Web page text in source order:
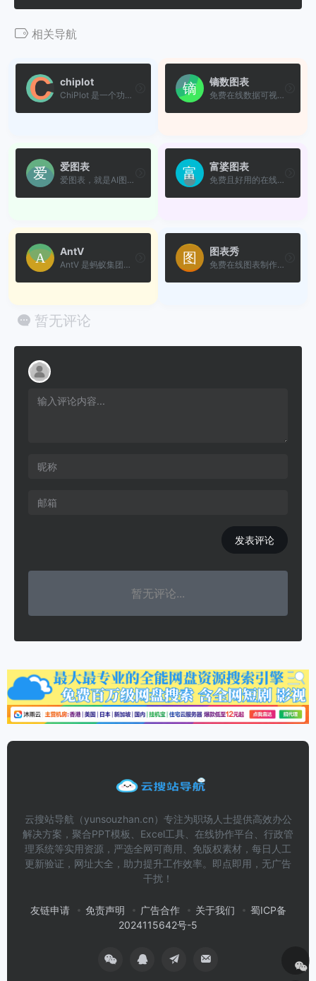
相关导航
chiplot
ChiPlot 是一个功能强大的在...
镝数图表
免费在线数据可视化工具
爱图表
爱图表，就是AI图表。全流程A...
富婆图表
免费且好用的在线图表制作工具
AntV
AntV 是蚂蚁集团推出的一款企...
图表秀
免费在线图表制作工具，数据...
暂无评论
发表评论
暂无评论...
云搜站导航（yunsouzhan.cn）专注为职场人士提供高效办公
解决方案，聚合PPT模板、Excel工具、在线协作平台、行政管
理系统等实用资源，严选全网可商用、免版权素材，每日人工
更新验证，网址大全，助力提升工作效率。即点即用，无广告
干扰！
友链申请 免责声明 广告合作 关于我们
蜀ICP备
2024115642号-5